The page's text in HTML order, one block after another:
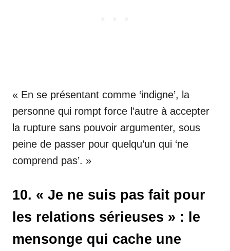
« En se présentant comme ‘indigne’, la
personne qui rompt force l’autre à accepter
la rupture sans pouvoir argumenter, sous
peine de passer pour quelqu’un qui ‘ne
comprend pas’. »
10. « Je ne suis pas fait pour
les relations sérieuses » : le
mensonge qui cache une